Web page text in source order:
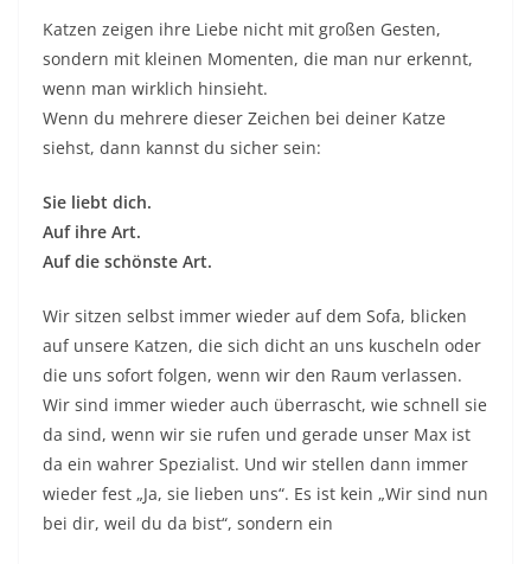
Katzen zeigen ihre Liebe nicht mit großen Gesten,
sondern mit kleinen Momenten, die man nur erkennt,
wenn man wirklich hinsieht.
Wenn du mehrere dieser Zeichen bei deiner Katze
siehst, dann kannst du sicher sein:
Sie liebt dich.
Auf ihre Art.
Auf die schönste Art.
Wir sitzen selbst immer wieder auf dem Sofa, blicken
auf unsere Katzen, die sich dicht an uns kuscheln oder
die uns sofort folgen, wenn wir den Raum verlassen.
Wir sind immer wieder auch überrascht, wie schnell sie
da sind, wenn wir sie rufen und gerade unser Max ist
da ein wahrer Spezialist. Und wir stellen dann immer
wieder fest „Ja, sie lieben uns“. Es ist kein „Wir sind nun
bei dir, weil du da bist“, sondern ein